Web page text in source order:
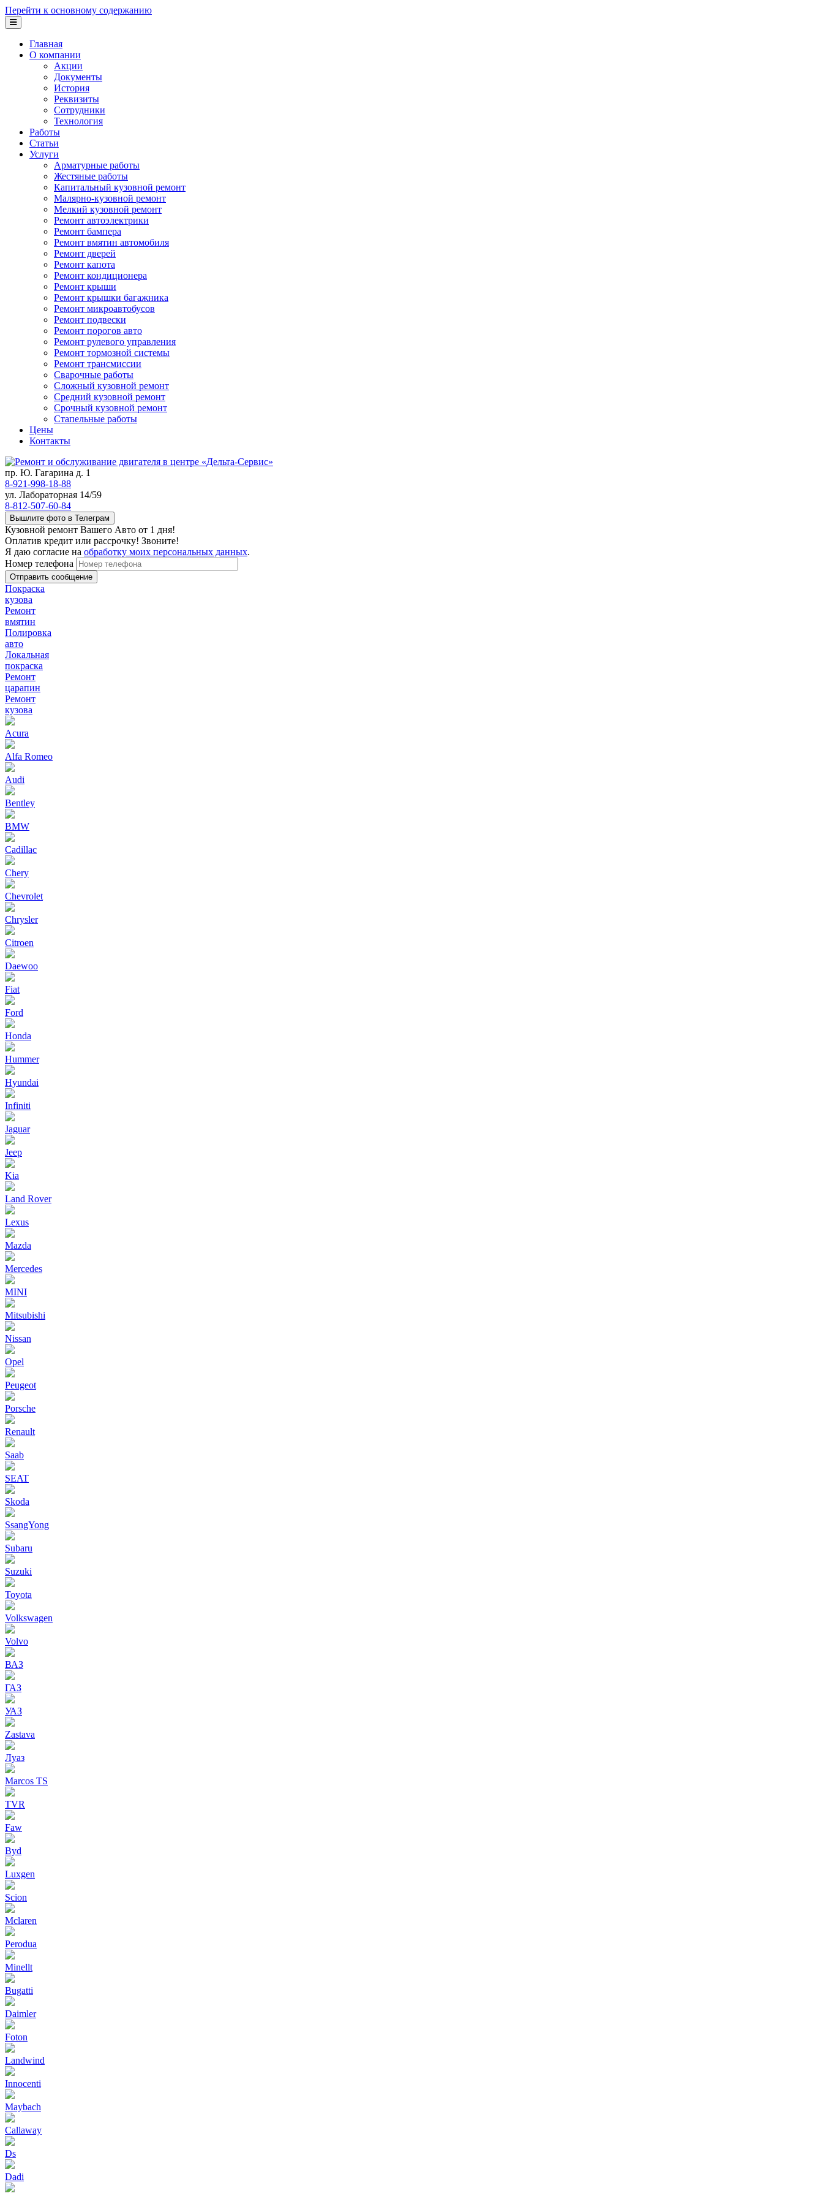
Перейти к основному содержанию
Главная
О компании
Акции
Документы
История
Реквизиты
Сотрудники
Технология
Работы
Статьи
Услуги
Арматурные работы
Жестяные работы
Капитальный кузовной ремонт
Малярно-кузовной ремонт
Мелкий кузовной ремонт
Ремонт автоэлектрики
Ремонт бампера
Ремонт вмятин автомобиля
Ремонт дверей
Ремонт капота
Ремонт кондиционера
Ремонт крыши
Ремонт крышки багажника
Ремонт микроавтобусов
Ремонт подвески
Ремонт порогов авто
Ремонт рулевого управления
Ремонт тормозной системы
Ремонт трансмиссии
Сварочные работы
Сложный кузовной ремонт
Средний кузовной ремонт
Срочный кузовной ремонт
Стапельные работы
Цены
Контакты
пр. Ю. Гагарина д. 1
8-921-998-18-88
ул. Лабораторная 14/59
8-812-507-60-84
Вышлите фото в Телеграм
Кузовной ремонт Вашего Авто от 1 дня!
Оплатив кредит или рассрочку! Звоните!
Я даю согласие на обработку моих персональных данных.
Номер телефона
Покраска
кузова
Ремонт
вмятин
Полировка
авто
Локальная
покраска
Ремонт
царапин
Ремонт
кузова
Acura
Alfa Romeo
Audi
Bentley
BMW
Cadillac
Chery
Chevrolet
Chrysler
Citroen
Daewoo
Fiat
Ford
Honda
Hummer
Hyundai
Infiniti
Jaguar
Jeep
Kia
Land Rover
Lexus
Mazda
Mercedes
MINI
Mitsubishi
Nissan
Opel
Peugeot
Porsche
Renault
Saab
SEAT
Skoda
SsangYong
Subaru
Suzuki
Toyota
Volkswagen
Volvo
ВАЗ
ГАЗ
УАЗ
Zastava
Луаз
Marcos TS
TVR
Faw
Byd
Luxgen
Scion
Mclaren
Perodua
Minellt
Bugatti
Daimler
Foton
Landwind
Innocenti
Maybach
Callaway
Ds
Dadi